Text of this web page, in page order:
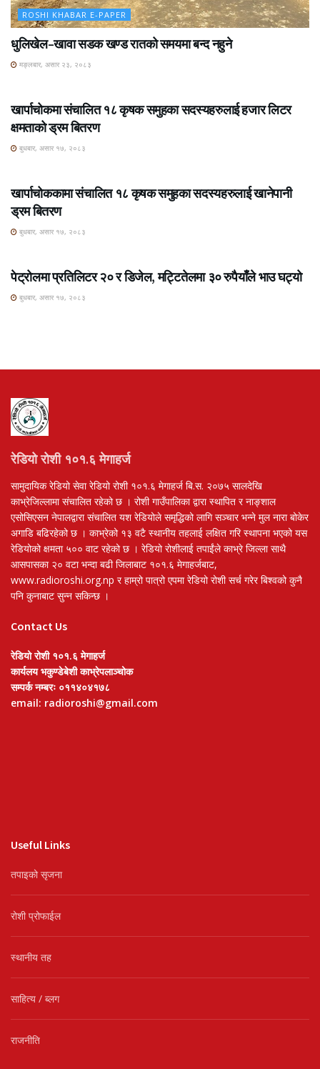
ROSHI KHABAR E-PAPER
धुलिखेल–खावा सडक खण्ड रातको समयमा बन्द नहुने
मङ्लबार, असार २३, २०८३
खार्पाचोकमा संचालित १८ कृषक समुहका सदस्यहरुलाई हजार लिटर
क्षमताको ड्रम बितरण
बुधबार, असार १७, २०८३
खार्पाचोककामा संचालित १८ कृषक समुहका सदस्यहरुलाई खानेपानी
ड्रम बितरण
बुधबार, असार १७, २०८३
पेट्रोलमा प्रतिलिटर २० र डिजेल, मट्टितेलमा ३० रुपैयाँले भाउ घट्यो
बुधबार, असार १७, २०८३
रेडियो रोशी १०१.६ मेगाहर्ज
सामुदायिक रेडियो सेवा रेडियो रोशी १०१.६ मेगाहर्ज बि.स. २०७५ सालदेखि
काभ्रेजिल्लामा संचालित रहेको छ । रोशी गाउँपालिका द्वारा स्थापित र नाङ्शाल
एसोसिएसन नेपालद्वारा संचालित यश रेडियोले समृद्धिको लागि सञ्चार भन्ने मुल नारा बोकेर
अगाडि बढिरहेको छ । काभ्रेको १३ वटै स्थानीय तहलाई लक्षित गरि स्थापना भएको यस
रेडियोको क्षमता ५०० वाट रहेको छ । रेडियो रोशीलाई तपाईंले काभ्रे जिल्ला साथै
आसपासका २० वटा भन्दा बढी जिलाबाट १०१.६ मेगाहर्जबाट,
www.radioroshi.org.np र हाम्रो पात्रो एपमा रेडियो रोशी सर्च गरेर बिश्वको कुनै
पनि कुनाबाट सुन्न सकिन्छ ।
Contact Us
रेडियो रोशी १०१.६ मेगाहर्ज
कार्यलय भकुण्डेबेशी काभ्रेपलाञ्चोक
सम्पर्क नम्बरः ०११४०४१७८
email: radioroshi@gmail.com
Useful Links
तपाइको सृजना
रोशी प्रोफाईल
स्थानीय तह
साहित्य / ब्लग
राजनीति